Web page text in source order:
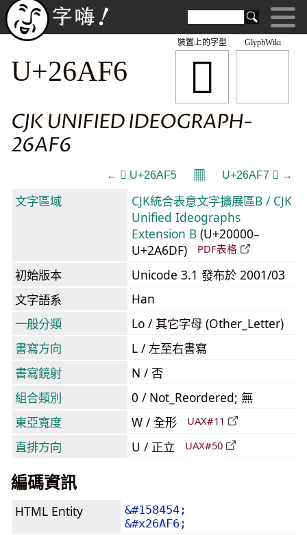
GlyphWiki
𦫶
裝置上的字型
U+26AF6
CJK UNIFIED IDEOGRAPH-
26AF6
← 𦫵 U+26AF5 𝄜 U+26AF7 𦫷 →
文字區域
CJK統合表意文字擴展區B / CJK
Unified Ideographs
Extension B (U+20000–
U+2A6DF)
PDF表格
初始版本
Unicode 3.1 發布於 2001/03
文字語系
Han
一般分類
Lo / 其它字母 (Other_Letter)
書寫方向
L / 左至右書寫
書寫鏡射
N / 否
組合類別
0 / Not_Reordered; 無
東亞寬度
W / 全形 UAX#11
直排方向 U / 正立 UAX#50
編碼資訊
HTML Entity
&#158454;
&#x26AF6;